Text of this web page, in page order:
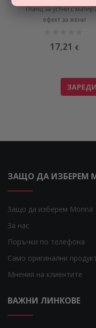
гланц за устни с
ефект за жени
17,21 €
ЗАЩО ДА ИЗБЕРЕМ
Защо да изберем Monna
За нас
Поръчки по телефона
Само оригинални
Мнения на клиентите
ВАЖНИ ЛИНКОВЕ